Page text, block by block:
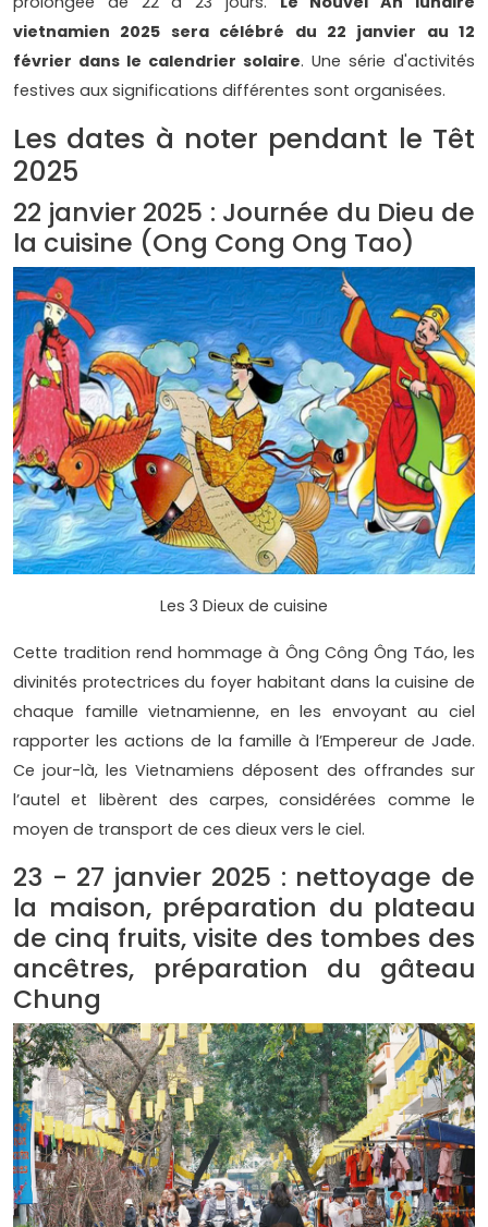
vietnamien 2025 sera célébré du 22 janvier au 12
février dans le calendrier solaire. Une série d'activités
festives aux significations différentes sont organisées.
Les dates à noter pendant le Têt
2025
22 janvier 2025 : Journée du Dieu de
la cuisine (Ong Cong Ong Tao)
Les 3 Dieux de cuisine
Cette tradition rend hommage à Ông Công Ông Táo, les
divinités protectrices du foyer habitant dans la cuisine de
chaque famille vietnamienne, en les envoyant au ciel
rapporter les actions de la famille à l’Empereur de Jade.
Ce jour-là, les Vietnamiens déposent des offrandes sur
l’autel et libèrent des carpes, considérées comme le
moyen de transport de ces dieux vers le ciel.
23 - 27 janvier 2025 : nettoyage de
la maison, préparation du plateau
de cinq fruits, visite des tombes des
ancêtres, préparation du gâteau
Chung